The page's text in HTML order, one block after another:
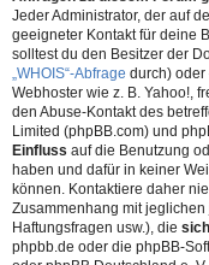
Jeder Administrator, der auf
geeigneter Kontakt für deine
solltest du den Besitzer der
„WHOIS“-Abfrage durch)
Webhoster wie z. B. Yahoo!,
den Abuse-Kontakt des
Limited (phpBB.com) und
Einfluss auf die Benutzung
haben und dafür in keiner
können. Kontaktiere daher
Zusammenhang mit
Haftungsfragen usw.), die
phpbb.de oder die phpBB-